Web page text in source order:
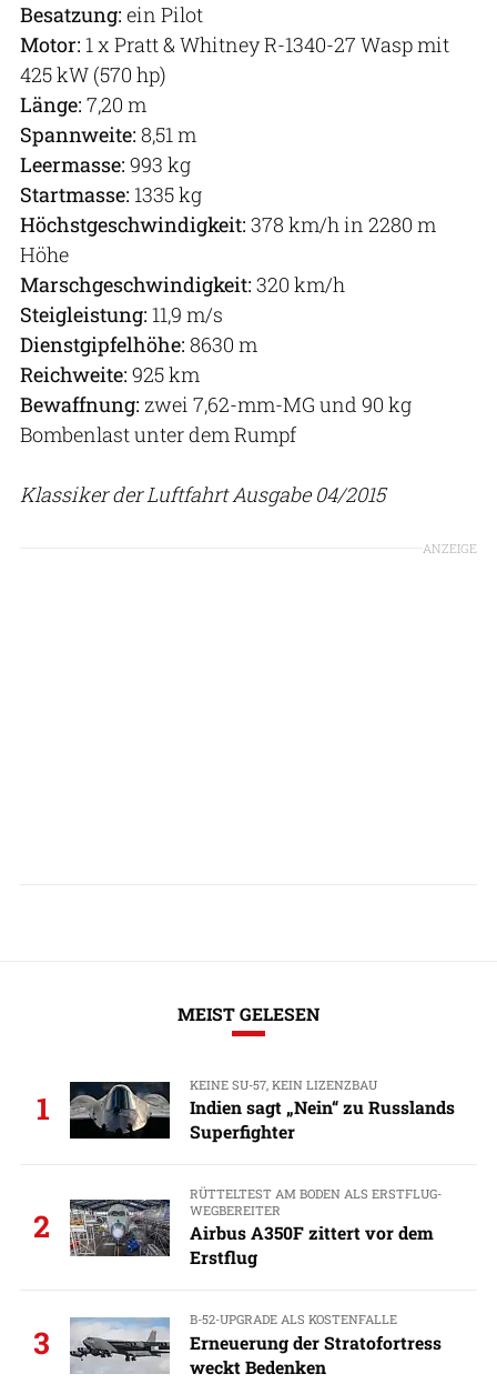
Besatzung: ein Pilot
Motor: 1 x Pratt & Whitney R-1340-27 Wasp mit
425 kW (570 hp)
Länge: 7,20 m
Spannweite: 8,51 m
Leermasse: 993 kg
Startmasse: 1335 kg
Höchstgeschwindigkeit: 378 km/h in 2280 m
Höhe
Marschgeschwindigkeit: 320 km/h
Steigleistung: 11,9 m/s
Dienstgipfelhöhe: 8630 m
Reichweite: 925 km
Bewaffnung: zwei 7,62-mm-MG und 90 kg
Bombenlast unter dem Rumpf
Klassiker der Luftfahrt Ausgabe 04/2015
ANZEIGE
MEIST GELESEN
1
KEINE SU-57, KEIN LIZENZBAU
Indien sagt „Nein“ zu Russlands
Superfighter
2
RÜTTELTEST AM BODEN ALS ERSTFLUG-
WEGBEREITER
Airbus A350F zittert vor dem
Erstflug
3
B-52-UPGRADE ALS KOSTENFALLE
Erneuerung der Stratofortress
weckt Bedenken